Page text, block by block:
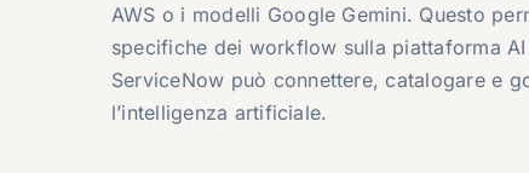
AWS o i modelli Google Gemini. Questo
specifiche dei workflow sulla piattaforma
ServiceNow può connettere, catalogare e
l’intelligenza artificiale.